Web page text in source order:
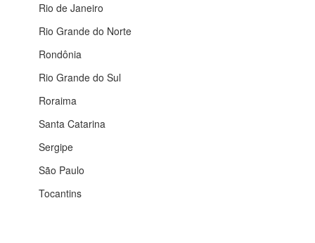
Rio de Janeiro
Rio Grande do Norte
Rondônia
Rio Grande do Sul
Roraima
Santa Catarina
Sergipe
São Paulo
Tocantins